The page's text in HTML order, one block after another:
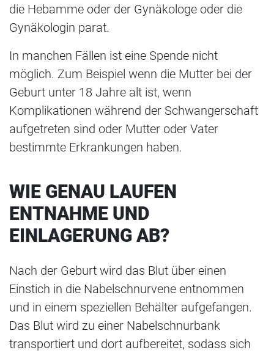
die Hebamme oder der Gynäkologe oder die
Gynäkologin parat.
In manchen Fällen ist eine Spende nicht
möglich. Zum Beispiel wenn die Mutter bei der
Geburt unter 18 Jahre alt ist, wenn
Komplikationen während der Schwangerschaft
aufgetreten sind oder Mutter oder Vater
bestimmte Erkrankungen haben.
WIE GENAU LAUFEN
ENTNAHME UND
EINLAGERUNG AB?
Nach der Geburt wird das Blut über einen
Einstich in die Nabelschnurvene entnommen
und in einem speziellen Behälter aufgefangen.
Das Blut wird zu einer Nabelschnurbank
transportiert und dort aufbereitet, sodass sich